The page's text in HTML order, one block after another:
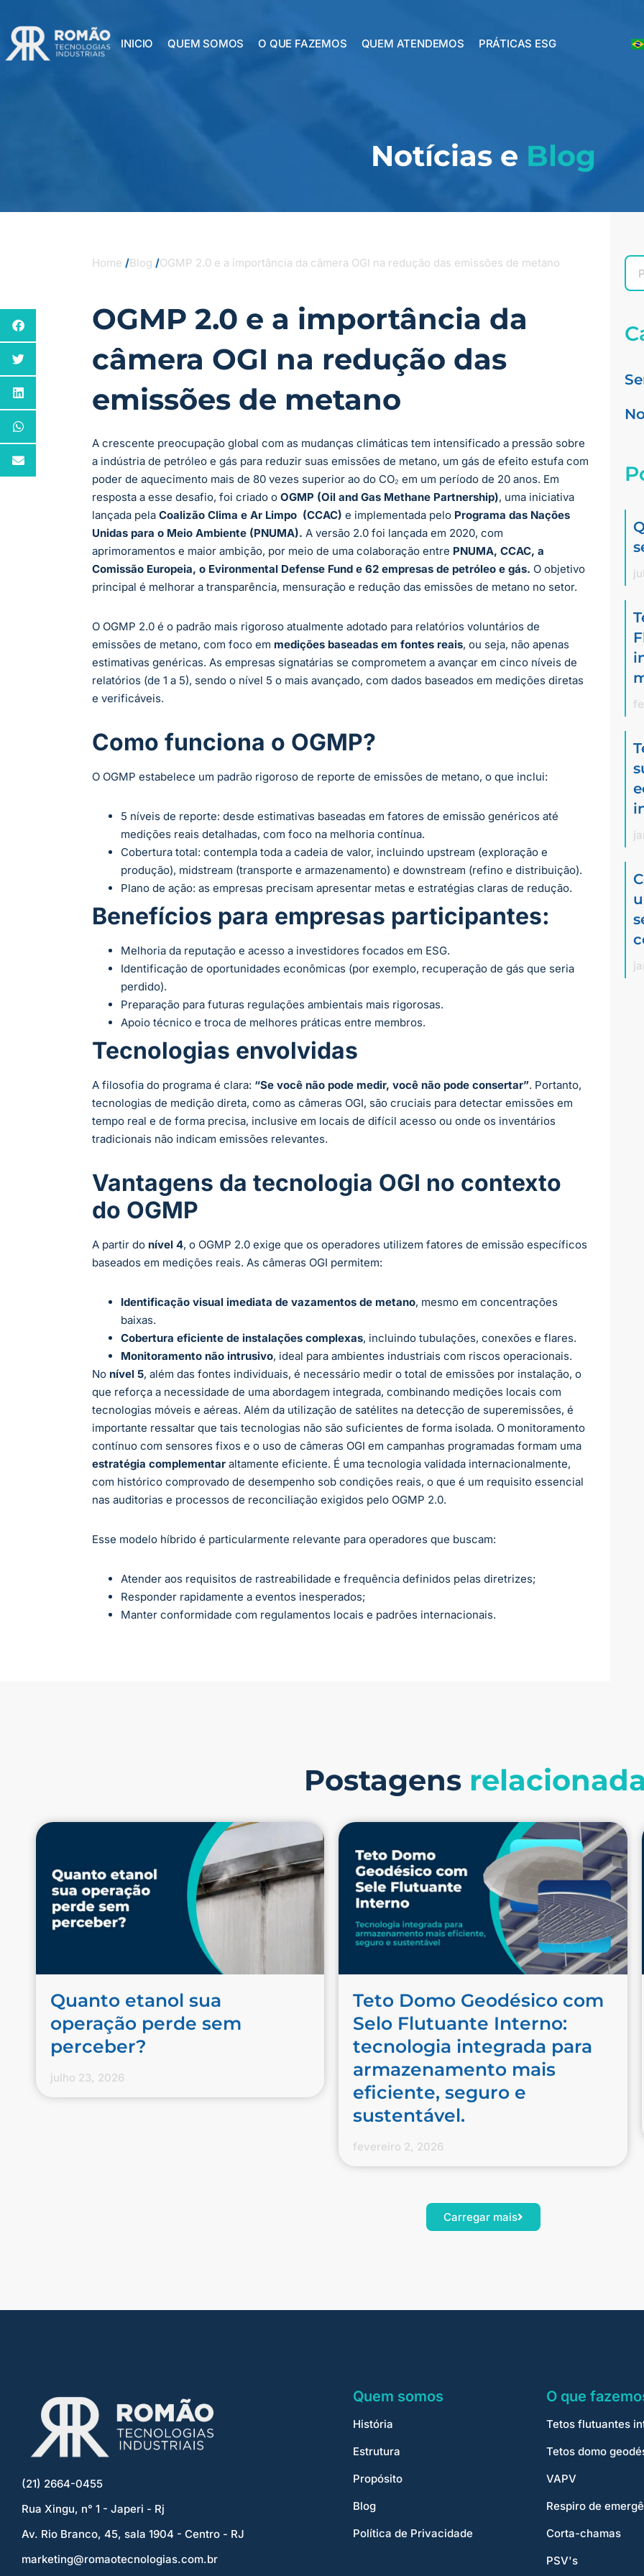
INICIO QUEM SOMOS O QUE FAZEMOS QUEM ATENDEMOS PRÁTICAS ESG
Notícias e Blog
Home /Blog /OGMP 2.0 e a importância da câmera OGI na redução das emissões de metano
OGMP 2.0 e a importância da
câmera OGI na redução das
emissões de metano
A crescente preocupação global com as mudanças climáticas tem intensificado a pressão sobre
a indústria de petróleo e gás para reduzir suas emissões de metano, um gás de efeito estufa com
poder de aquecimento mais de 80 vezes superior ao do CO₂ em um período de 20 anos. Em
resposta a esse desafio, foi criado o OGMP (Oil and Gas Methane Partnership), uma iniciativa
lançada pela Coalizão Clima e Ar Limpo (CCAC) e implementada pelo Programa das Nações
Unidas para o Meio Ambiente (PNUMA). A versão 2.0 foi lançada em 2020, com
aprimoramentos e maior ambição, por meio de uma colaboração entre PNUMA, CCAC, a
Comissão Europeia, o Evironmental Defense Fund e 62 empresas de petróleo e gás. O objetivo
principal é melhorar a transparência, mensuração e redução das emissões de metano no setor.
O OGMP 2.0 é o padrão mais rigoroso atualmente adotado para relatórios voluntários de
emissões de metano, com foco em medições baseadas em fontes reais, ou seja, não apenas
estimativas genéricas. As empresas signatárias se comprometem a avançar em cinco níveis de
relatórios (de 1 a 5), sendo o nível 5 o mais avançado, com dados baseados em medições diretas
e verificáveis.
Como funciona o OGMP?
O OGMP estabelece um padrão rigoroso de reporte de emissões de metano, o que inclui:
5 níveis de reporte: desde estimativas baseadas em fatores de emissão genéricos até
medições reais detalhadas, com foco na melhoria contínua.
Cobertura total: contempla toda a cadeia de valor, incluindo upstream (exploração e
produção), midstream (transporte e armazenamento) e downstream (refino e distribuição).
Plano de ação: as empresas precisam apresentar metas e estratégias claras de redução.
Benefícios para empresas participantes:
Melhoria da reputação e acesso a investidores focados em ESG.
Identificação de oportunidades econômicas (por exemplo, recuperação de gás que seria
perdido).
Preparação para futuras regulações ambientais mais rigorosas.
Apoio técnico e troca de melhores práticas entre membros.
Tecnologias envolvidas
A filosofia do programa é clara: “Se você não pode medir, você não pode consertar”. Portanto,
tecnologias de medição direta, como as câmeras OGI, são cruciais para detectar emissões em
tempo real e de forma precisa, inclusive em locais de difícil acesso ou onde os inventários
tradicionais não indicam emissões relevantes.
Vantagens da tecnologia OGI no contexto
do OGMP
A partir do nível 4, o OGMP 2.0 exige que os operadores utilizem fatores de emissão específicos
baseados em medições reais. As câmeras OGI permitem:
Identificação visual imediata de vazamentos de metano, mesmo em concentrações
baixas.
Cobertura eficiente de instalações complexas, incluindo tubulações, conexões e flares.
Monitoramento não intrusivo, ideal para ambientes industriais com riscos operacionais.
No nível 5, além das fontes individuais, é necessário medir o total de emissões por instalação, o
que reforça a necessidade de uma abordagem integrada, combinando medições locais com
tecnologias móveis e aéreas. Além da utilização de satélites na detecção de superemissões, é
importante ressaltar que tais tecnologias não são suficientes de forma isolada. O monitoramento
contínuo com sensores fixos e o uso de câmeras OGI em campanhas programadas formam uma
estratégia complementar altamente eficiente. É uma tecnologia validada internacionalmente,
com histórico comprovado de desempenho sob condições reais, o que é um requisito essencial
nas auditorias e processos de reconciliação exigidos pelo OGMP 2.0.
Esse modelo híbrido é particularmente relevante para operadores que buscam:
Atender aos requisitos de rastreabilidade e frequência definidos pelas diretrizes;
Responder rapidamente a eventos inesperados;
Manter conformidade com regulamentos locais e padrões internacionais.
Postagens
Quanto etanol sua
operação perde sem
perceber?
julho 23, 2026
Teto Domo Geodésico com
Selo Flutuante Interno:
tecnologia integrada para
armazenamento mais
eficiente, seguro e
sustentável.
fevereiro 2, 2026
Carregar mais
(21) 2664-0455
Rua Xingu, n° 1 - Japeri - Rj
Av. Rio Branco, 45, sala 1904 - Centro - RJ
marketing@romaotecnologias.com.br
Quem somos
História
Estrutura
Propósito
Blog
Política de Privacidade
O que
Tetos flutuantes
Tetos domo
VAPV
Respiro de
Corta-chamas
PSV's